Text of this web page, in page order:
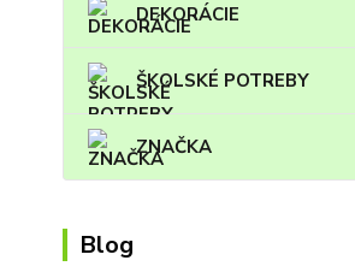
DEKORÁCIE
ŠKOLSKÉ POTREBY
ZNAČKA
Blog